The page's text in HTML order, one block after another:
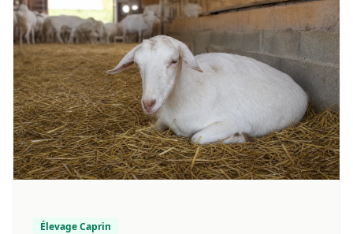
Élevage Caprin